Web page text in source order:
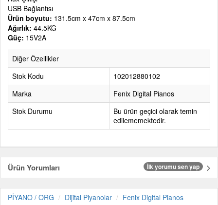
USB Bağlantısı
Ürün boyutu: 131.5cm x 47cm x 87.5cm
Ağırlık: 44.5KG
Güç: 15V2A
Diğer Özellikler
Stok Kodu
102012880102
Marka
Fenix Digital Pianos
Stok Durumu
Bu ürün geçici olarak temin
edilememektedir.
Ürün Yorumları İlk yorumu sen yap
PİYANO / ORG Dijital Piyanolar Fenix Digital Pianos